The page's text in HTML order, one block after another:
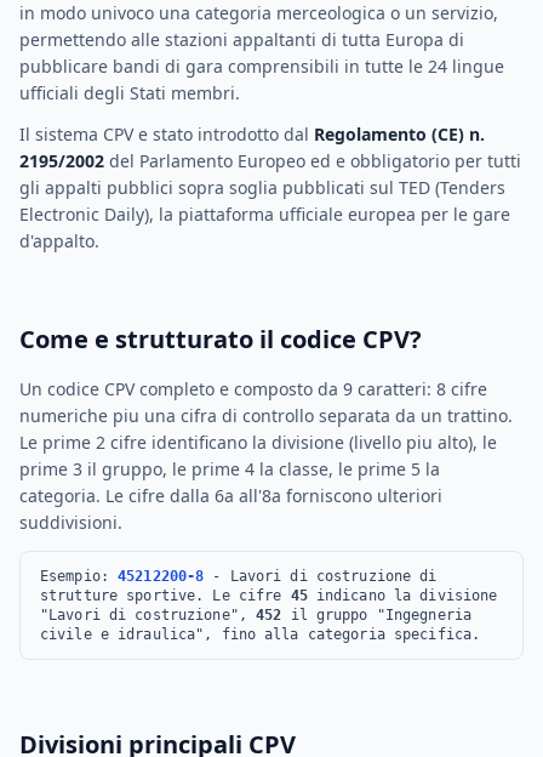
in modo univoco una categoria merceologica o un servizio,
permettendo alle stazioni appaltanti di tutta Europa di
pubblicare bandi di gara comprensibili in tutte le 24 lingue
ufficiali degli Stati membri.
Il sistema CPV e stato introdotto dal Regolamento (CE) n.
2195/2002 del Parlamento Europeo ed e obbligatorio per tutti
gli appalti pubblici sopra soglia pubblicati sul TED (Tenders
Electronic Daily), la piattaforma ufficiale europea per le gare
d'appalto.
Come e strutturato il codice CPV?
Un codice CPV completo e composto da 9 caratteri: 8 cifre
numeriche piu una cifra di controllo separata da un trattino.
Le prime 2 cifre identificano la divisione (livello piu alto), le
prime 3 il gruppo, le prime 4 la classe, le prime 5 la
categoria. Le cifre dalla 6a all'8a forniscono ulteriori
suddivisioni.
Esempio:45212200-8 - Lavori di costruzione di
strutture sportive.
Le cifre 45indicano la divisione
"Lavori di costruzione",
452 il gruppo "Ingegneria
civile e idraulica", fino alla categoria specifica.
Divisioni principali CPV